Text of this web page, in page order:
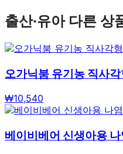
출산·유아다른 상
오가닉붐 유기농 직사
₩10,540
베이비베어 신생아용